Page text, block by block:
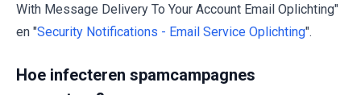
With Message Delivery To Your Account Email Oplichting"
en "Security Notifications - Email Service Oplichting".
Hoe infecteren spamcampagnes